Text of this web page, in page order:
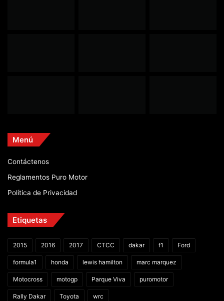
Menú
Contáctenos
Reglamentos Puro Motor
Política de Privacidad
Etiquetas
2015 2016 2017 CTCC dakar f1 Ford
formula1 honda lewis hamilton marc marquez
Motocross motogp Parque Viva puromotor
Rally Dakar Toyota wrc